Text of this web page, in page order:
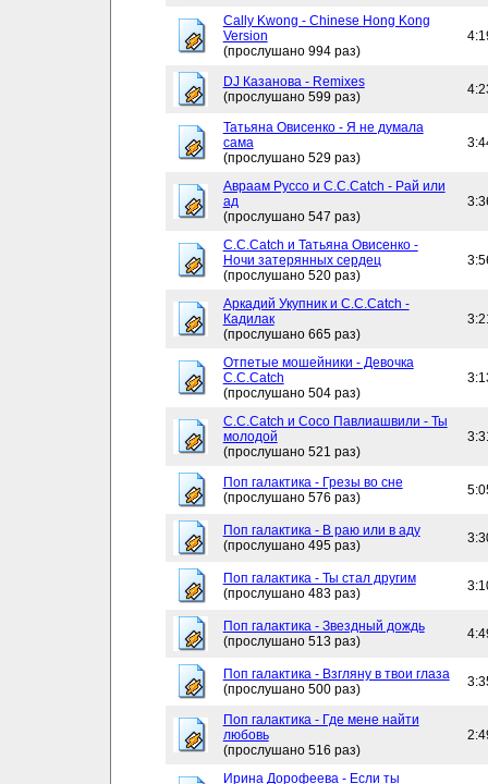
Cally Kwong - Chinese Hong Kong
Version
(прослушано 994 раз)
DJ Казанова - Remixes
(прослушано 599 раз)
Татьяна Овисенко - Я не думала
сама
(прослушано 529 раз)
Авраам Руссо и C.C.Catch - Рай или
ад
(прослушано 547 раз)
C.C.Catch и Татьяна Овисенко -
Ночи затерянных сердец
(прослушано 520 раз)
Аркадий Укупник и C.C.Catch -
Кадилак
(прослушано 665 раз)
Отпетые мошейники - Девочка
C.C.Catch
(прослушано 504 раз)
C.C.Catch и Сосо Павлиашвили - Ты
молодой
(прослушано 521 раз)
Поп галактика - Грезы во сне
(прослушано 576 раз)
Поп галактика - В раю или в аду
(прослушано 495 раз)
Поп галактика - Ты стал другим
(прослушано 483 раз)
Поп галактика - Звездный дождь
(прослушано 513 раз)
Поп галактика - Взгляну в твои глаза
(прослушано 500 раз)
Поп галактика - Где мене найти
любовь
(прослушано 516 раз)
Ирина Дорофеева - Если ты